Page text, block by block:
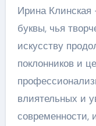
Ирина
буквы, чья
искусству
поклонников и
влиятельных и
современности,